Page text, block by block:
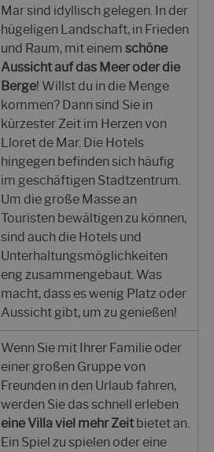
Mar sind idyllisch gelegen. In der
hügeligen Landschaft, in Frieden
und Raum, mit einem schöne
Aussicht auf das Meer oder die
Berge! Willst du in die Menge
kommen? Dann sind Sie in
kürzester Zeit im Herzen von
Lloret de Mar. Die Hotels
hingegen befinden sich häufig
im geschäftigen Stadtzentrum.
Um die große Masse an
Touristen bewältigen zu können,
sind auch die Hotels und
Unterhaltungsmöglichkeiten
eng zusammengebaut. Was
macht, dass es wenig Platz oder
Aussicht gibt, um zu genießen!
Wenn Sie mit Ihrer Familie oder
einer großen Gruppe von
Freunden in den Urlaub fahren,
werden Sie das schnell erleben
eine Villa viel mehr Zeitbietet an.
Ein Spiel zu spielen oder eine